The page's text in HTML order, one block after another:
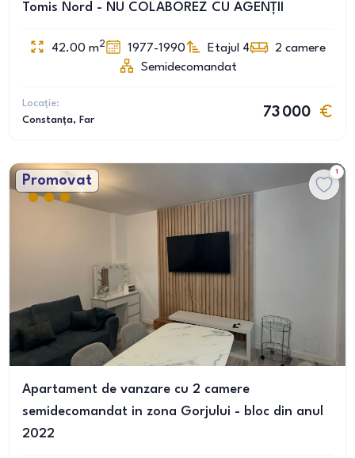
Tomis Nord - NU COLABOREZ CU AGENȚII
42.00 m2 1977-1990 Etajul 4 2 camere
Semidecomandat
Locație:
Constanța, Far
73 000
Promovat
1
Apartament de vanzare cu 2 camere
semidecomandat in zona Gorjului - bloc din anul
2022